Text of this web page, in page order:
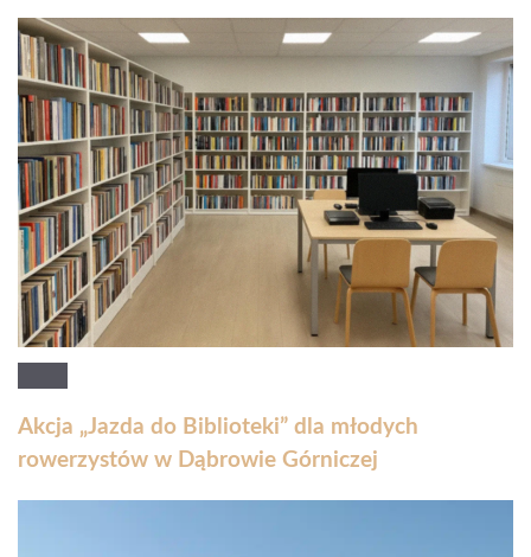
Akcja „Jazda do Biblioteki” dla młodych
rowerzystów w Dąbrowie Górniczej